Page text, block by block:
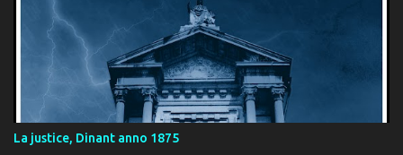
La justice, Dinant anno 1875